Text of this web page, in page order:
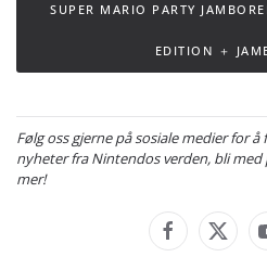
SUPER MARIO PARTY
EDITION ＋
Følg oss gjerne på sosiale medier for
nyheter fra Nintendos verden, bli
mer!